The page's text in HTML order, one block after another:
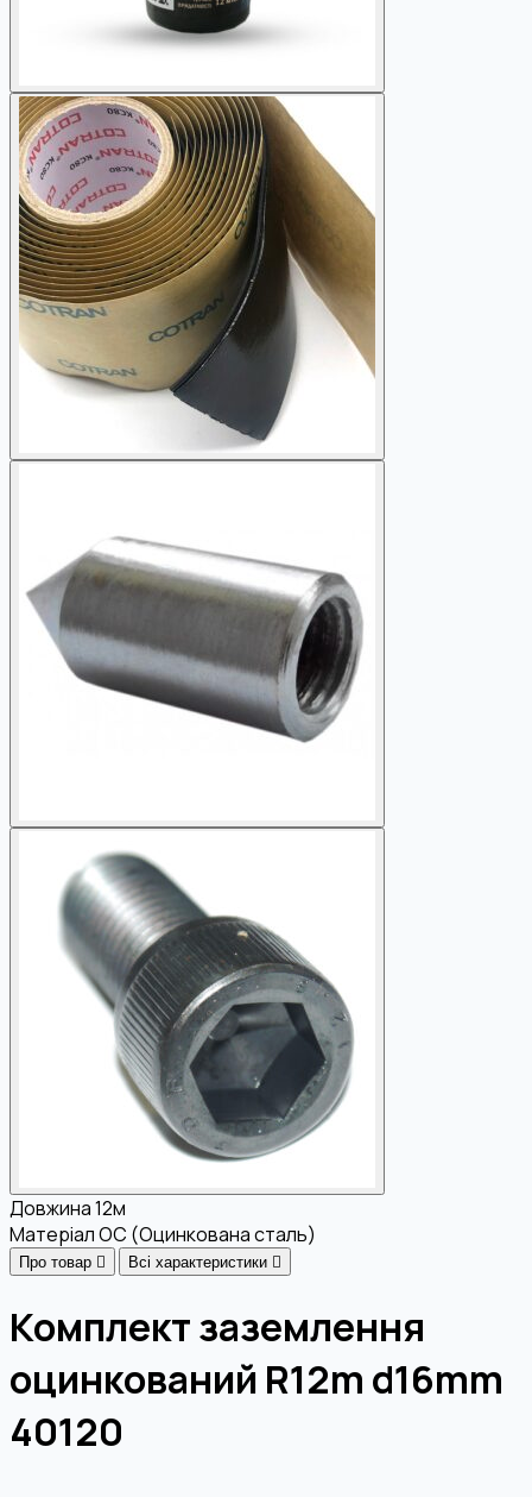
Довжина12м
МатеріалOC (Оцинкована сталь)
Про товар Всі характеристики
Комплект заземлення
оцинкований R12m d16mm
40120